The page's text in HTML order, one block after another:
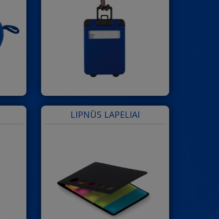
LIPNŪS LAPELIAI